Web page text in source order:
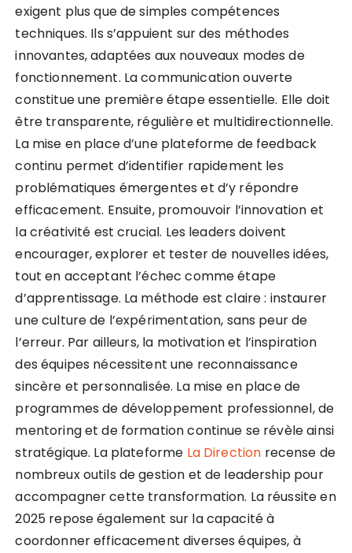
exigent plus que de simples compétences
techniques. Ils s’appuient sur des méthodes
innovantes, adaptées aux nouveaux modes de
fonctionnement. La communication ouverte
constitue une première étape essentielle. Elle doit
être transparente, régulière et multidirectionnelle.
La mise en place d’une plateforme de feedback
continu permet d’identifier rapidement les
problématiques émergentes et d’y répondre
efficacement. Ensuite, promouvoir l’innovation et
la créativité est crucial. Les leaders doivent
encourager, explorer et tester de nouvelles idées,
tout en acceptant l’échec comme étape
d’apprentissage. La méthode est claire : instaurer
une culture de l’expérimentation, sans peur de
l’erreur. Par ailleurs, la motivation et l’inspiration
des équipes nécessitent une reconnaissance
sincère et personnalisée. La mise en place de
programmes de développement professionnel, de
mentoring et de formation continue se révèle ainsi
stratégique. La plateforme La Direction recense de
nombreux outils de gestion et de leadership pour
accompagner cette transformation. La réussite en
2025 repose également sur la capacité à
coordonner efficacement diverses équipes, à